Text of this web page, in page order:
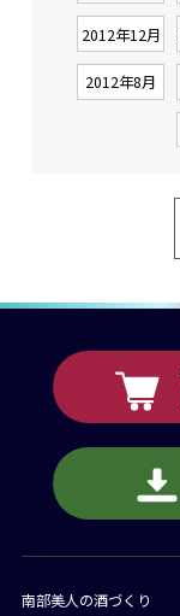
2012年12月
2012年8月
南部美人の酒づくり